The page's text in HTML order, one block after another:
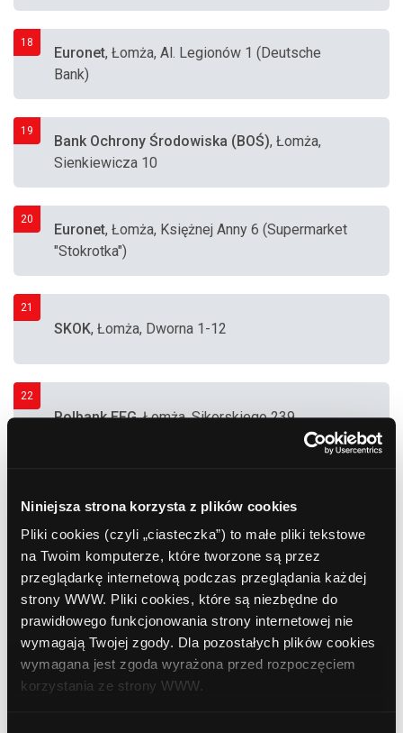
Niniejsza strona korzysta z plików cookies
Pliki cookies (czyli „ciasteczka”) to małe pliki tekstowe
na Twoim komputerze, które tworzone są przez
przeglądarkę internetową podczas przeglądania każdej
strony WWW. Pliki cookies, które są niezbędne do
prawidłowego funkcjonowania strony internetowej nie
wymagają Twojej zgody. Dla pozostałych plików cookies
wymagana jest zgoda wyrażona przed rozpoczęciem
korzystania ze strony WWW.
18
Euronet, Łomża, Al. Legionów 1 (Deutsche
Bank)
19
Bank Ochrony Środowiska (BOŚ), Łomża,
Sienkiewicza 10
20
Euronet, Łomża, Księżnej Anny 6 (Supermarket
"Stokrotka")
21
SKOK, Łomża, Dworna 1-12
22
Polbank EFG, Łomża, Sikorskiego 239
(Supermarket "Biedronka")
24
Bank Polska Kasa Opieki (PEKAO SA), Łomża,
Farna 3
25
Euronet, Łomża, Dworna 11 (Supermarket
"Biedronka")